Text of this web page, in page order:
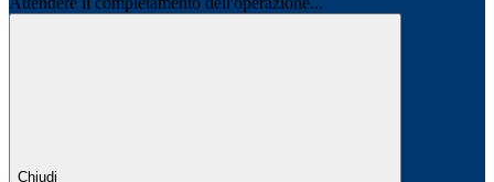
Chiudi